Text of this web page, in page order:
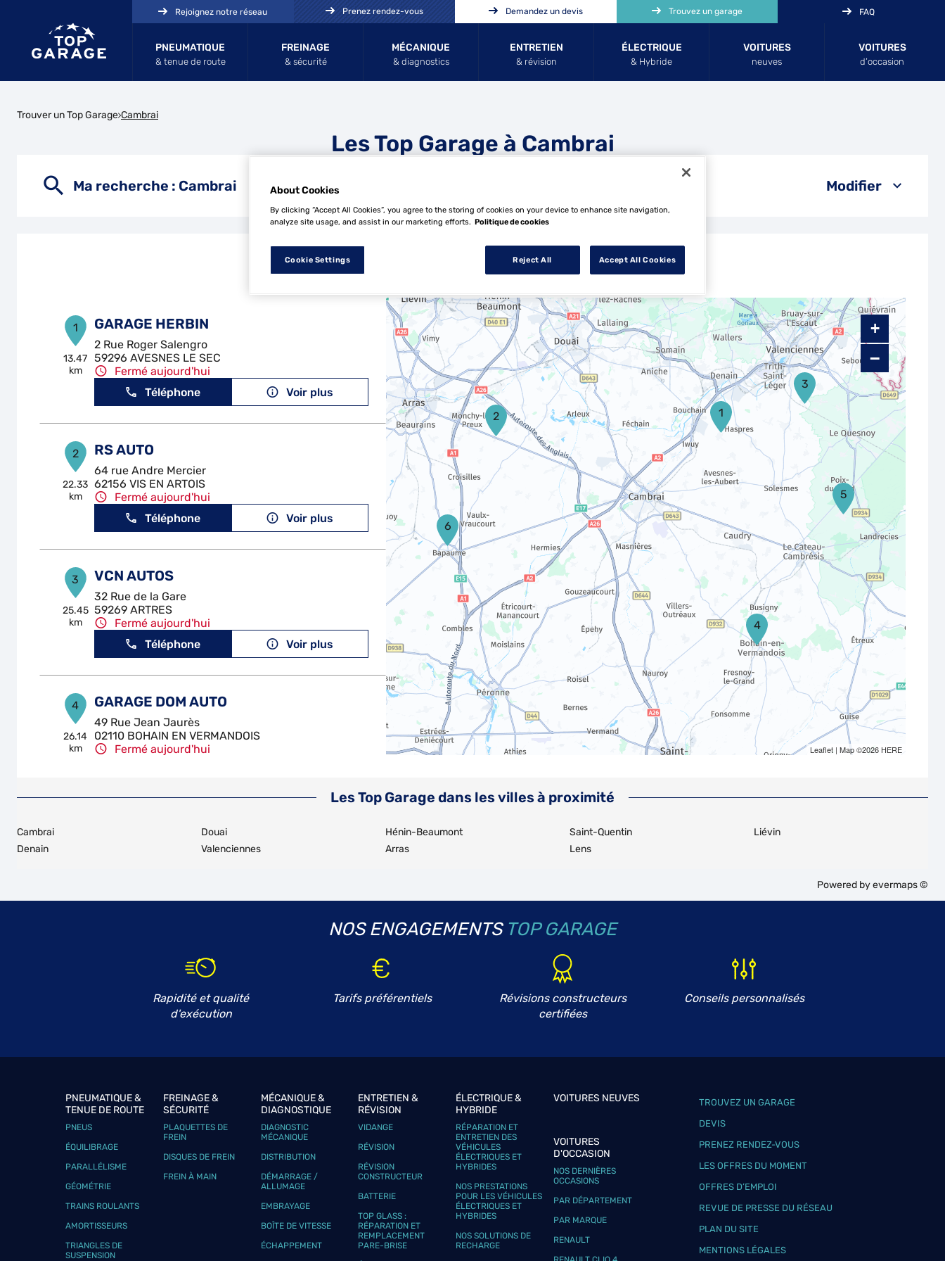
PNEUMATIQUE
& tenue de route
FREINAGE
& sécurité
MÉCANIQUE
& diagnostics
ENTRETIEN
& révision
ÉLECTRIQUE
& Hybride
VOITURES
neuves
VOITURES
d’occasion
Rejoignez notre réseau Prenez rendez-vous Demandez un devis Trouvez un garage FAQ
Trouver un Top Garage Cambrai
Les Top Garage à Cambrai
Ma recherche : Cambrai Modifier
6 Top Garage à Cambrai
1
13.47
km
GARAGE HERBIN
2 Rue Roger Salengro
59296 AVESNES LE SEC
Fermé aujourd'hui
Téléphone
Voir plus
2
22.33
km
RS AUTO
64 rue Andre Mercier
62156 VIS EN ARTOIS
Fermé aujourd'hui
Téléphone
Voir plus
3
25.45
km
VCN AUTOS
32 Rue de la Gare
59269 ARTRES
Fermé aujourd'hui
Téléphone
Voir plus
4
26.14
km
GARAGE DOM AUTO
49 Rue Jean Jaurès
02110 BOHAIN EN VERMANDOIS
Fermé aujourd'hui
10 Rue Charles Seydoux
EURO CAR SERVICES
12 Rue du Vieux Cojeul
Ouvert 08:30 - 12:30
Téléphone
6
5
4
2
3
1
+
−
Leaflet| Map ©2026 HERE
Les Top Garage dans les villes à proximité
Cambrai
Denain
Douai
Valenciennes
Hénin-Beaumont
Arras
Saint-Quentin
Lens
Liévin
Powered byevermaps ©
NOS ENGAGEMENTS TOP GARAGE
Rapidité et qualité
d'exécution
Tarifs préférentiels
Révisions constructeurs
certifiées
Conseils personnalisés
PNEUMATIQUE &
TENUE DE ROUTE
PNEUS
ÉQUILIBRAGE
PARALLÉLISME
GÉOMÉTRIE
TRAINS ROULANTS
AMORTISSEURS
TRIANGLES DE
SUSPENSION
FREINAGE &
SÉCURITÉ
PLAQUETTES DE
FREIN
DISQUES DE FREIN
FREIN À MAIN
MÉCANIQUE &
DIAGNOSTIQUE
DIAGNOSTIC
MÉCANIQUE
DISTRIBUTION
DÉMARRAGE /
ALLUMAGE
EMBRAYAGE
BOÎTE DE VITESSE
ÉCHAPPEMENT
ENTRETIEN &
RÉVISION
VIDANGE
RÉVISION
RÉVISION
CONSTRUCTEUR
BATTERIE
TOP GLASS :
RÉPARATION ET
REMPLACEMENT
PARE-BRISE
ÉLECTRIQUE &
HYBRIDE
RÉPARATION ET
ENTRETIEN DES
VÉHICULES
ÉLECTRIQUES ET
HYBRIDES
NOS PRESTATIONS
POUR LES VÉHICULES
ÉLECTRIQUES ET
HYBRIDES
NOS SOLUTIONS DE
RECHARGE
VOITURES NEUVES
VOITURES
D'OCCASION
NOS DERNIÈRES
OCCASIONS
PAR DÉPARTEMENT
PAR MARQUE
RENAULT
TROUVEZ UN GARAGE
DEVIS
PRENEZ RENDEZ-VOUS
LES OFFRES DU MOMENT
OFFRES D’EMPLOI
REVUE DE PRESSE DU RÉSEAU
PLAN DU SITE
MENTIONS LÉGALES
About Cookies
By clicking “Accept All Cookies”, you agree to the storing of cookies on your device to enhance site navigation,
analyze site usage, and assist in our marketing efforts. Politique de cookies
Cookie Settings Reject All Accept All Cookies